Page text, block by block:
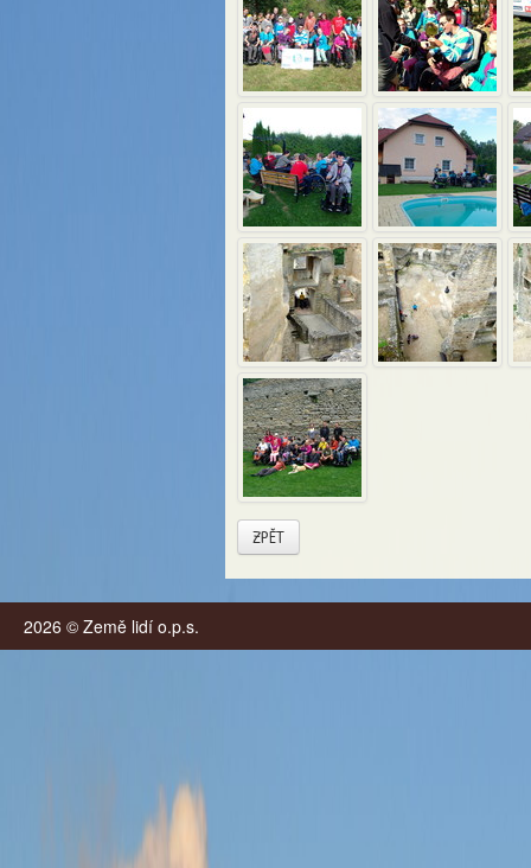
ZPĚT
2026 © Země lidí o.p.s.